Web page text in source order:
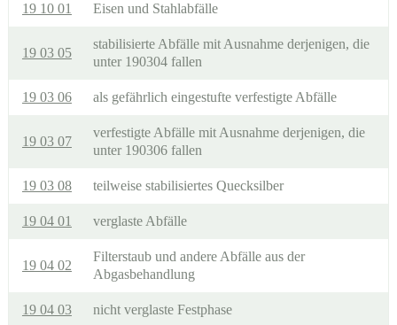
19 10 01 Eisen und Stahlabfälle
19 03 05
stabilisierte Abfälle mit Ausnahme derjenigen, die
unter 190304 fallen
19 03 06 als gefährlich eingestufte verfestigte Abfälle
19 03 07
verfestigte Abfälle mit Ausnahme derjenigen, die
unter 190306 fallen
19 03 08 teilweise stabilisiertes Quecksilber
19 04 01 verglaste Abfälle
19 04 02
Filterstaub und andere Abfälle aus der
Abgasbehandlung
19 04 03 nicht verglaste Festphase